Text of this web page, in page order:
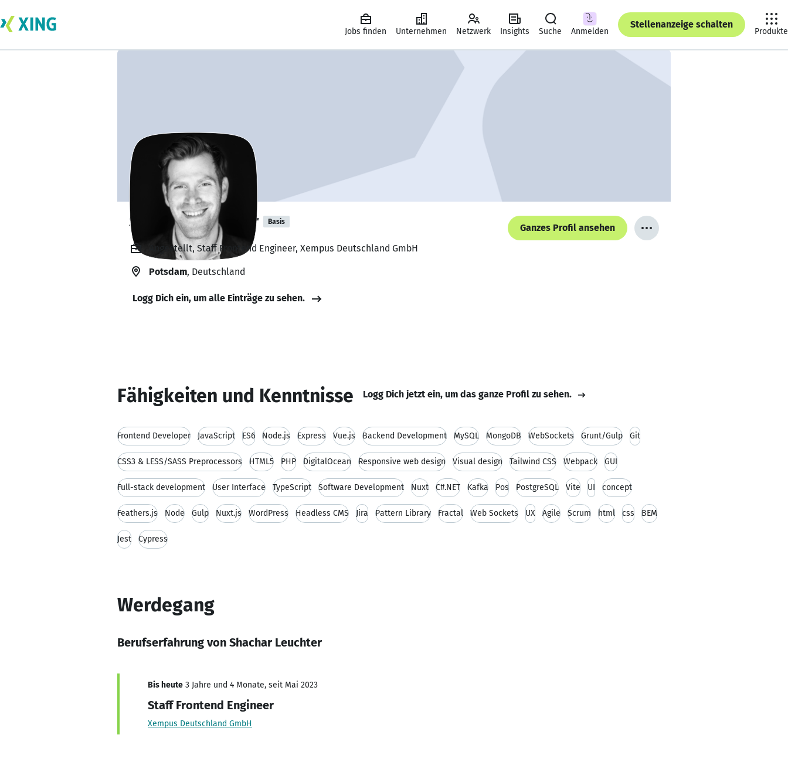
Jobs finden Unternehmen Netzwerk Insights Suche Anmelden
Stellenanzeige schalten
Produkte
Shachar Leuchter Basis
Ganzes Profil ansehen
Angestellt, Staff Frontend Engineer, Xempus Deutschland GmbH
Potsdam, Deutschland
Logg Dich ein, um alle Einträge zu sehen.
Fähigkeiten und Kenntnisse Logg Dich jetzt ein, um das ganze Profil zu sehen.
Frontend Developer JavaScript ES6 Node.js Express Vue.js Backend Development MySQL MongoDB WebSockets Grunt/Gulp Git
CSS3 & LESS/SASS Preprocessors HTML5 PHP DigitalOcean Responsive web design Visual design Tailwind CSS Webpack GUI
Full-stack development User Interface TypeScript Software Development Nuxt C#.NET Kafka Pos PostgreSQL Vite UI concept
Feathers.js Node Gulp Nuxt.js WordPress Headless CMS Jira Pattern Library Fractal Web Sockets UX Agile Scrum html css BEM
Jest Cypress
Werdegang
Berufserfahrung von Shachar Leuchter
Bis heute 3 Jahre und 4 Monate, seit Mai 2023
Staff Frontend Engineer
Xempus Deutschland GmbH